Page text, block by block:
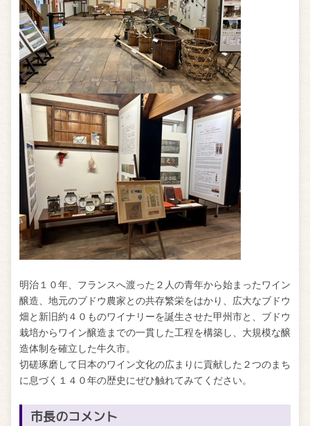
明治１０年、フランスへ渡った２人の青年から始まったワイン
醸造、地元のブドウ農家との共存繁栄をはかり、広大なブドウ
畑と新旧約４０ものワイナリーを誕生させた甲州市と、ブドウ
栽培からワイン醸造までの一貫した工程を構築し、大規模な醸
造体制を確立した牛久市。
切磋琢磨して日本のワイン文化の広まりに貢献した２つのまち
に息づく１４０年の歴史にぜひ触れてみてください。
市長のコメント